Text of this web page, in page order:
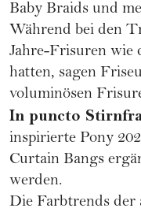
Baby Braids und
Während bei den
Jahre-Frisuren wie
hatten, sagen
voluminösen
In puncto
inspirierte Pony
Curtain Bangs
werden.
Die Farbtrends der